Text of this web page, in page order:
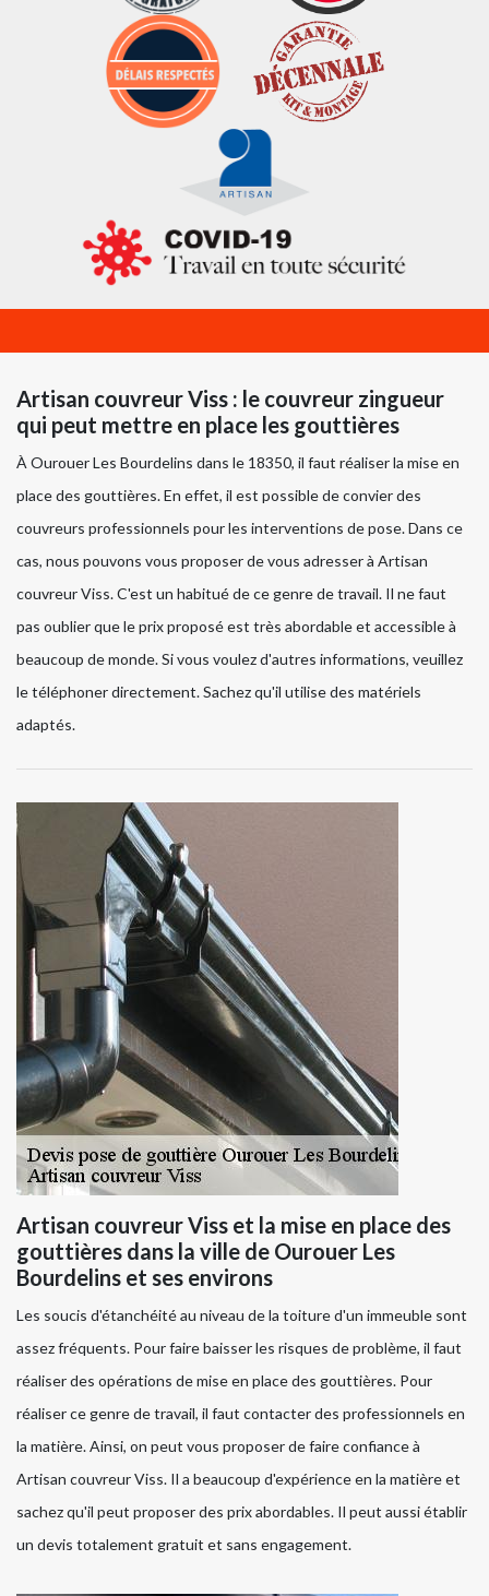
Artisan couvreur Viss : le couvreur zingueur
qui peut mettre en place les gouttières
À Ourouer Les Bourdelins dans le 18350, il faut réaliser la mise en
place des gouttières. En effet, il est possible de convier des
couvreurs professionnels pour les interventions de pose. Dans ce
cas, nous pouvons vous proposer de vous adresser à Artisan
couvreur Viss. C'est un habitué de ce genre de travail. Il ne faut
pas oublier que le prix proposé est très abordable et accessible à
beaucoup de monde. Si vous voulez d'autres informations, veuillez
le téléphoner directement. Sachez qu'il utilise des matériels
adaptés.
Artisan couvreur Viss et la mise en place des
gouttières dans la ville de Ourouer Les
Bourdelins et ses environs
Les soucis d'étanchéité au niveau de la toiture d'un immeuble sont
assez fréquents. Pour faire baisser les risques de problème, il faut
réaliser des opérations de mise en place des gouttières. Pour
réaliser ce genre de travail, il faut contacter des professionnels en
la matière. Ainsi, on peut vous proposer de faire confiance à
Artisan couvreur Viss. Il a beaucoup d'expérience en la matière et
sachez qu'il peut proposer des prix abordables. Il peut aussi établir
un devis totalement gratuit et sans engagement.